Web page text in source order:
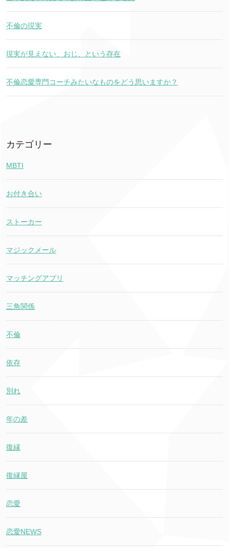
不倫の現実
現実が見えない、おじ、という存在
不倫恋愛専門コーチみたいなものをどう思いますか？
カテゴリー
MBTI
お付き合い
ストーカー
マジックメール
マッチングアプリ
三角関係
不倫
依存
別れ
年の差
復縁
復縁屋
恋愛
恋愛NEWS